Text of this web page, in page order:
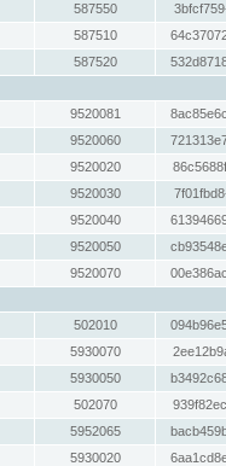
587550
587510
587520
9520081
9520060
9520020
9520030
9520040
9520050
9520070
502010
5930070
5930050
502070
5952065
5930020